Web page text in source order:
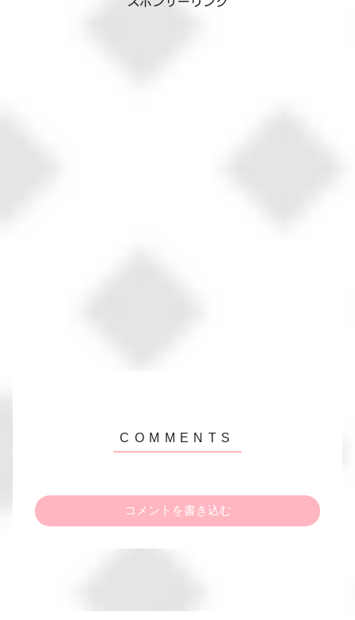
です！！そしてピクニックと...
コメントを書き込む